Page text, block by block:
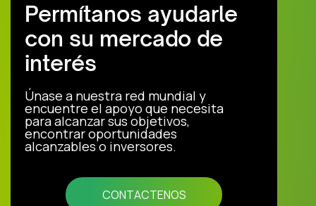
Permítanos ayudarle
con su mercado de
interés
Únase a nuestra red mundial y
encuentre el apoyo que necesita
para alcanzar sus objetivos,
encontrar oportunidades
alcanzables o inversores.
CONTACTENOS